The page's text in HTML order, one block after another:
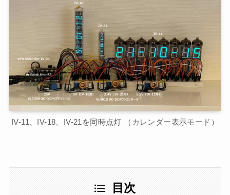
IV-11、IV-18、IV-21を同時点灯 （カレンダー表示モード）
目次